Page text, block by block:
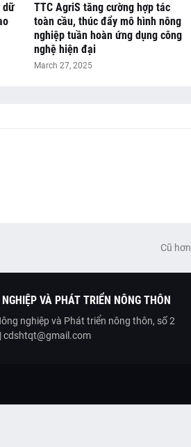
dữ
TTC AgriS tăng cường hợp tác
toàn cầu, thúc đẩy mô hình nông
nghiệp tuần hoàn ứng dụng công
nghệ hiện đại
March 27, 2025
Cũ hơn
VÀ PHÁT TRIỂN NÔNG THÔN
nghiệp và Phát triển nông thôn, số 2
cdshtqt@gmail.com